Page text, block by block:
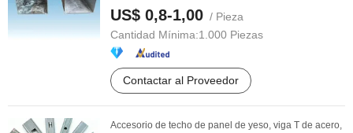
US$ 0,8-1,00 / Pieza
Cantidad Mínima:1.000 Piezas
Contactar al Proveedor
Accesorio de techo de panel de yeso, viga T de acero,